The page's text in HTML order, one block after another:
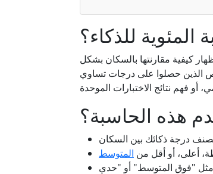
المئوية للذكاء؟
كيفية مقارنتها بالسكان بشكل
الذين حصلوا على درجات تساوي
هذه الحاسبة؟
درجة ذكائك بين السكان
أعلى، أو أقل من المتوسط